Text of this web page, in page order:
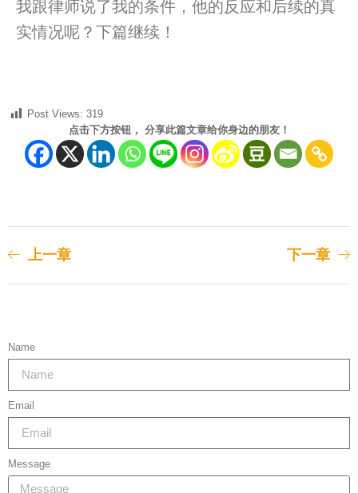
我跟律师说了我的条件，他的反应和后续的真
实情况呢？下篇继续！
Post Views: 319
点击下方按钮， 分享此篇文章给你身边的朋友！
上一章 下一章
Name
Email
Message